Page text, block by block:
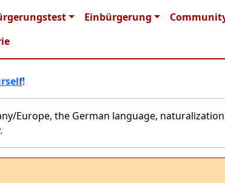
navigationEinbürgerung
!
Europe, the German language,